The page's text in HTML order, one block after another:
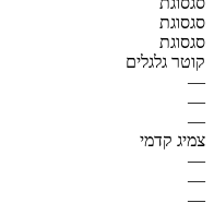
סגסוגת
סגסוגת
קוטר גלגלים
—
—
—
צמיג קדמי
—
—
—